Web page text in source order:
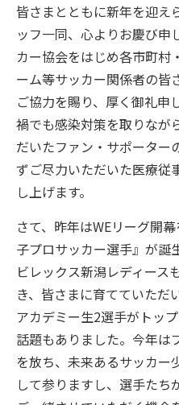
皆さまとともに新年を迎え
ッフ一同、心よりお慶び申
カー協会をはじめ各市町村
ーム等サッカー関係者の皆
ご協力を賜り、厚く御礼申
禍でも感染対策を取りなが
だいたファン・サポーター
ずご尽力いただいた医療従
し上げます。
さて、昨年はWEリーグ開
子プロサッカー選手』が誕
ビレックス新潟レディース
き、皆さまに育てていただ
アカデミー生2選手がトッ
話題もありました。今年は
を放ち、未来あるサッカー
して参りますし、選手たち